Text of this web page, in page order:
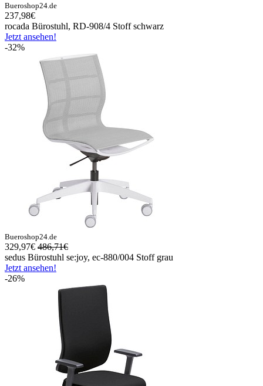
Bueroshop24.de
237,98€
rocada Bürostuhl, RD-908/4 Stoff schwarz
Jetzt ansehen!
-32%
Bueroshop24.de
329,97€ 486,71€
sedus Bürostuhl se:joy, ec-880/004 Stoff grau
Jetzt ansehen!
-26%